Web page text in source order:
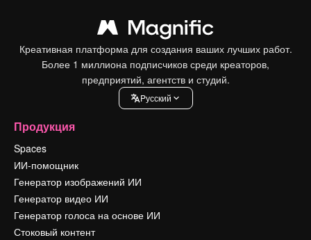
Креативная платформа для создания ваших лучших работ.
Более 1 миллиона подписчиков среди креаторов,
предприятий, агентств и студий.
Pусский
Продукция
Spaces
ИИ-помощник
Генератор изображений ИИ
Генератор видео ИИ
Генератор голоса на основе ИИ
Стоковый контент